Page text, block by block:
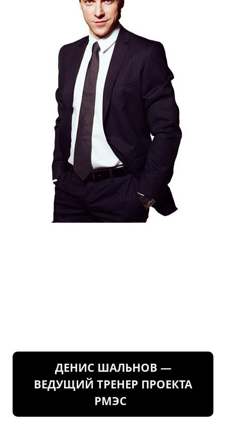
ДЕНИС ШАЛЬНОВ —
ВЕДУЩИЙ ТРЕНЕР ПРОЕКТА
РМЭС